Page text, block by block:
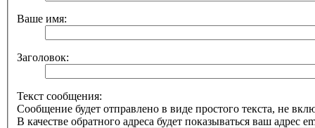
Ваше имя:
Заголовок:
Текст сообщения:
Сообщение будет отправлено в виде простого текста, не
В качестве обратного адреса будет показываться ваш адрес